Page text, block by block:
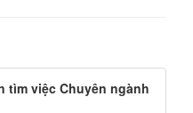
tìm việc Chuyên ngành